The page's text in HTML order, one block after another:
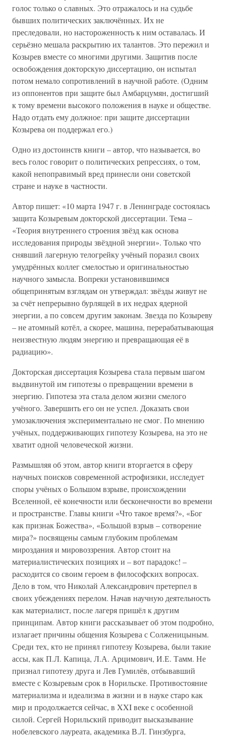
голос только о славных. Это отражалось и на судьбе
бывших политических заключённых. Их не
преследовали, но настороженность к ним оставалась. И
серьёзно мешала раскрытию их талантов. Это пережил и
Козырев вместе со многими другими. Защитив после
освобождения докторскую диссертацию, он испытал
потом немало сопротивлений в научной работе. (Одним
из оппонентов при защите был Амбарцумян, достигший
к тому времени высокого положения в науке и обществе.
Надо отдать ему должное: при защите диссертации
Козырева он поддержал его.)
Одно из достоинств книги – автор, что называется, во
весь голос говорит о политических репрессиях, о том,
какой непоправимый вред принесли они советской
стране и науке в частности.
Автор пишет: «10 марта 1947 г. в Ленинграде состоялась
защита Козыревым докторской диссертации. Тема –
«Теория внутреннего строения звёзд как основа
исследования природы звёздной энергии». Только что
снявший лагерную телогрейку учёный поразил своих
умудрённых коллег смелостью и оригинальностью
научного замысла. Вопреки установившимся
общепринятым взглядам он утверждал: звёзды живут не
за счёт непрерывно бурлящей в их недрах ядерной
энергии, а по совсем другим законам. Звезда по Козыреву
– не атомный котёл, а скорее, машина, перерабатывающая
неизвестную людям энергию и превращающая её в
радиацию».
Докторская диссертация Козырева стала первым шагом
выдвинутой им гипотезы о превращении времени в
энергию. Гипотеза эта стала делом жизни смелого
учёного. Завершить его он не успел. Доказать свои
умозаключения экспериментально не смог. По мнению
учёных, поддерживающих гипотезу Козырева, на это не
хватит одной человеческой жизни.
Размышляя об этом, автор книги вторгается в сферу
научных поисков современной астрофизики, исследует
споры учёных о Большом взрыве, происхождении
Вселенной, её конечности или бесконечности во времени
и пространстве. Главы книги «Что такое время?», «Бог
как признак Божества», «Большой взрыв – сотворение
мира?» посвящены самым глубоким проблемам
мироздания и мировоззрения. Автор стоит на
материалистических позициях и – вот парадокс! –
расходится со своим героем в философских вопросах.
Дело в том, что Николай Александрович претерпел в
своих убеждениях перелом. Начав научную деятельность
как материалист, после лагеря пришёл к другим
принципам. Автор книги рассказывает об этом подробно,
излагает причины общения Козырева с Солженицыным.
Среди тех, кто не принял гипотезу Козырева, были такие
ассы, как П.Л. Капица, Л.А. Арцимович, И.Е. Тамм. Не
признал гипотезу друга и Лев Гумилёв, отбывавший
вместе с Козыревым срок в Норильске. Противостояние
материализма и идеализма в жизни и в науке старо как
мир и продолжается сейчас, в XXI веке с особенной
силой. Сергей Норильский приводит высказывание
нобелевского лауреата, академика В.Л. Гинзбурга,